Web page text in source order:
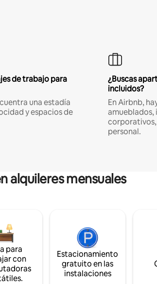
de trabajo para
una estadía
y espacios de
¿Buscas
incluidos?
En Airbnb,
amueblados,
personal.
alquileres mensuales
para
con
Estacionamiento
gratuito en las
instalaciones